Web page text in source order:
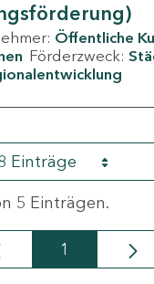
Öffentliche
Förderzweck:
Einträge
5 Einträgen.
Seite
1